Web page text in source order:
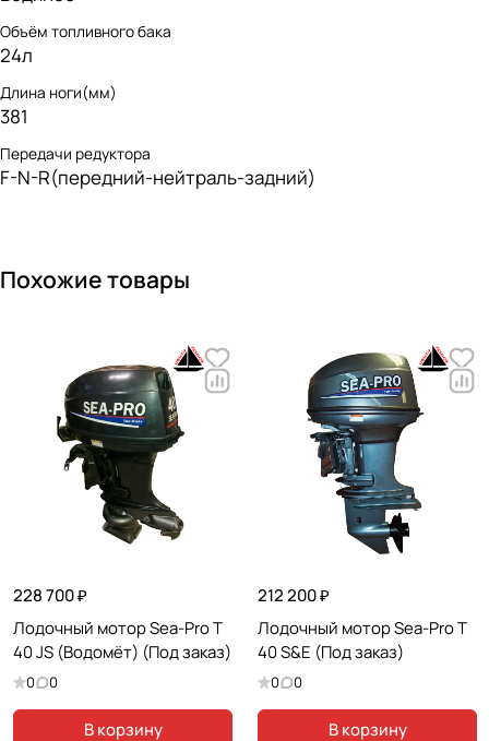
Объём топливного бака
24л
Длина ноги(мм)
381
Передачи редуктора
F-N-R(передний-нейтраль-задний)
Похожие товары
228 700 ₽
Лодочный мотор Sea-Pro T
40 JS (Водомёт) (Под заказ)
0 0
В корзину
212 200 ₽
Лодочный мотор Sea-Pro T
40 S&E (Под заказ)
0 0
В корзину